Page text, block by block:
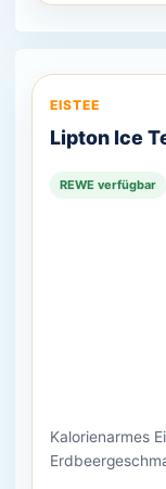
EISTEE
Lipton Ice
REWE verfügbar
Kalorienarmes